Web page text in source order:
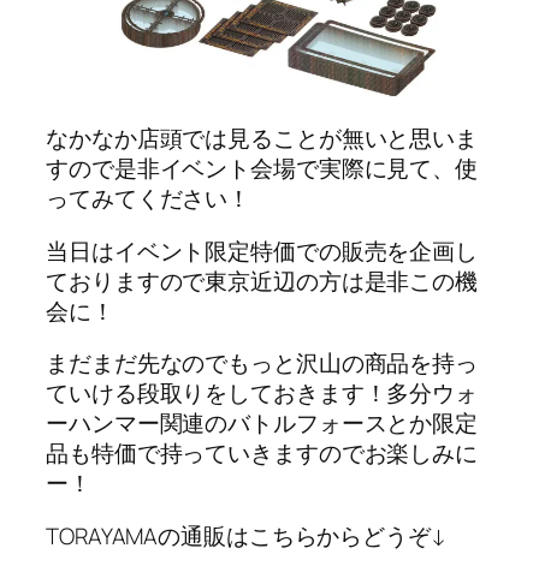
なかなか店頭では見ることが無いと思いま
すので是非イベント会場で実際に見て、使
ってみてください！
当日はイベント限定特価での販売を企画し
ておりますので東京近辺の方は是非この機
会に！
まだまだ先なのでもっと沢山の商品を持っ
ていける段取りをしておきます！多分ウォ
ーハンマー関連のバトルフォースとか限定
品も特価で持っていきますのでお楽しみに
ー！
TORAYAMAの通販はこちらからどうぞ↓